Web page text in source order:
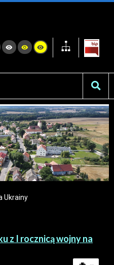
Ukrainy
z I rocznicą wojny na